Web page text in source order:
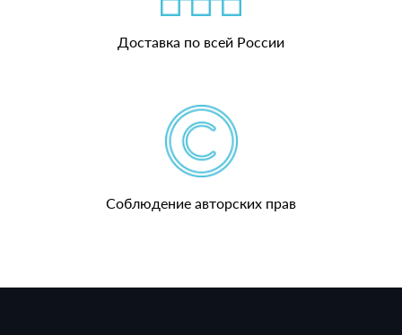
Доставка по всей России
Соблюдение авторских прав